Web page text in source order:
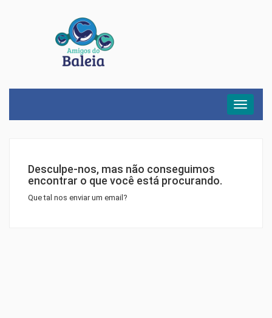
Menu
Desculpe-nos, mas não conseguimos
encontrar o que você está procurando.
Que tal nos enviar um email?